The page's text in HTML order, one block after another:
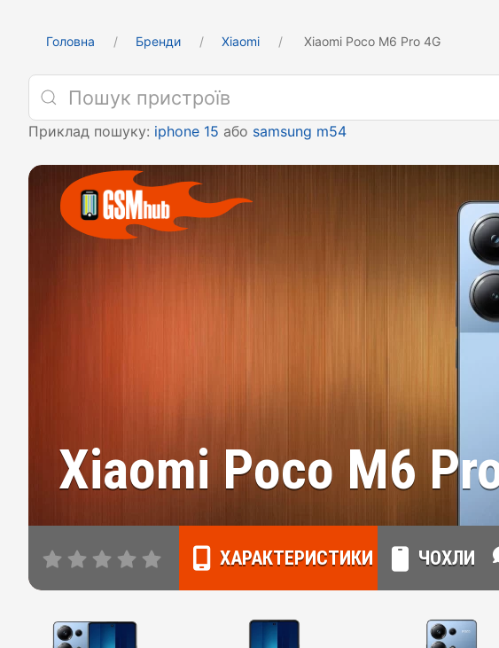
Головна Бренди Xiaomi Xiaomi Poco M6 Pro 4G
Приклад пошуку: iphone 15 або samsung m54
Xiaomi Poco M6
ХАРАКТЕРИСТИКИ ЧОХЛИ